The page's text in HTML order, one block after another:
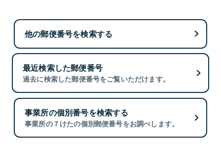
他の郵便番号を検索する
最近検索した郵便番号
過去に検索した郵便番号をご覧いただけます。
事業所の個別番号を検索する
事業所の７けたの個別郵便番号をお調べします。